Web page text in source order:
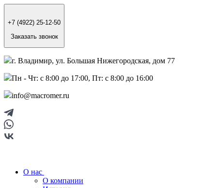
+7 (4922) 25-12-50
Заказать звонок
г. Владимир, ул. Большая Нижегородская, дом 77
Пн - Чт: с 8:00 до 17:00, Пт: с 8:00 до 16:00
info@macromer.ru
О нас
О компании